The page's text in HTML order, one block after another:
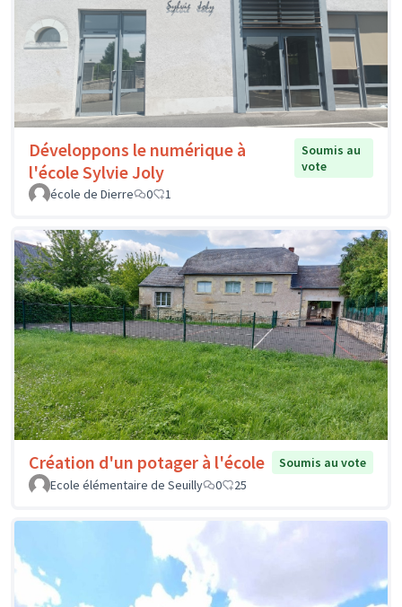
Développons le numérique à
l'école Sylvie Joly
Soumis au
vote
école de Dierre
0 1
Création d'un potager à l'école
Soumis au vote
Ecole élémentaire de Seuilly
0 25